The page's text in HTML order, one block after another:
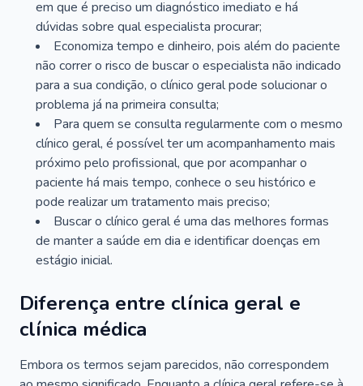
em que é preciso um diagnóstico imediato e há
dúvidas sobre qual especialista procurar;
Economiza tempo e dinheiro, pois além do paciente
não correr o risco de buscar o especialista não indicado
para a sua condição, o clínico geral pode solucionar o
problema já na primeira consulta;
Para quem se consulta regularmente com o mesmo
clínico geral, é possível ter um acompanhamento mais
próximo pelo profissional, que por acompanhar o
paciente há mais tempo, conhece o seu histórico e
pode realizar um tratamento mais preciso;
Buscar o clínico geral é uma das melhores formas
de manter a saúde em dia e identificar doenças em
estágio inicial.
Diferença entre clínica geral e
clínica médica
Embora os termos sejam parecidos, não correspondem